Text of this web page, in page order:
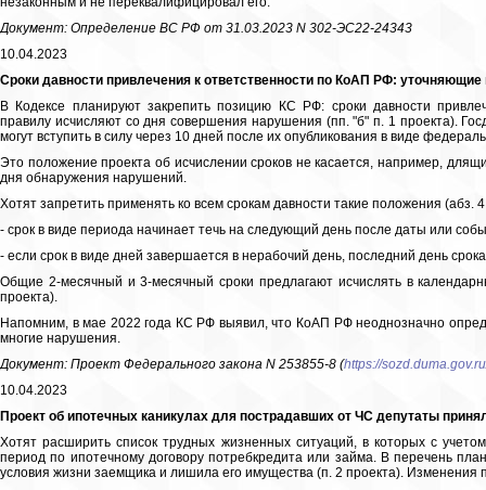
Документ: Определение ВС РФ от 31.03.2023 N 302-ЭС22-24343
10.04.2023
Сроки давности привлечения к ответственности по КоАП РФ:
В Кодексе планируют закрепить позицию КС РФ: сроки давности
правилу исчисляют со дня совершения нарушения (пп. "б" п. 1 проекта).
могут вступить в силу через 10 дней после их опубликования в виде
Это положение проекта об исчислении сроков не касается, например,
дня обнаружения нарушений.
Хотят запретить применять ко всем срокам давности такие положения (абз.
- срок в виде периода начинает течь на следующий день после даты или
- если срок в виде дней завершается в нерабочий день, последний день
Общие 2-месячный и 3-месячный сроки предлагают исчислять в
проекта).
Напомним, в мае 2022 года КС РФ выявил, что КоАП РФ неоднозначно
многие нарушения.
Документ: Проект Федерального закона N 253855-8 (https://
10.04.2023
Проект об ипотечных каникулах для пострадавших от ЧС депутаты
Хотят расширить список трудных жизненных ситуаций, в которых с
период по ипотечному договору потребкредита или займа. В перечень
условия жизни заемщика и лишила его имущества (п. 2 проекта).